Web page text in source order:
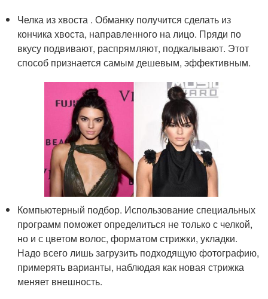
Челка из хвоста . Обманку получится сделать из
кончика хвоста, направленного на лицо. Пряди по
вкусу подвивают, распрямляют, подкалывают. Этот
способ признается самым дешевым, эффективным.
Компьютерный подбор. Использование специальных
программ поможет определиться не только с челкой,
но и с цветом волос, форматом стрижки, укладки.
Надо всего лишь загрузить подходящую фотографию,
примерять варианты, наблюдая как новая стрижка
меняет внешность.